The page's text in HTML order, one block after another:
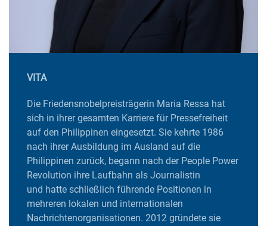
VITA
Die Friedensnobelpreisträgerin Maria Ressa hat
sich in ihrer gesamten Karriere für Pressefreiheit
auf den Philippinen eingesetzt. Sie kehrte 1986
nach ihrer Ausbildung im Ausland auf die
Philippinen zurück, begann nach der People Power
Revolution ihre Laufbahn als Journalistin
und hatte schließlich führende Positionen in
mehreren lokalen und internationalen
Nachrichtenorganisationen. 2012 gründete sie